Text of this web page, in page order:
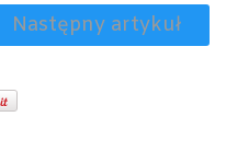
Następny artykuł